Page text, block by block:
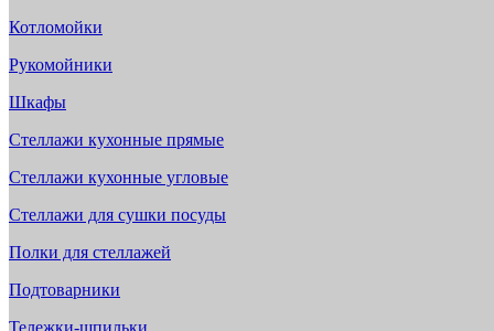
Котломойки
Рукомойники
Шкафы
Стеллажи кухонные прямые
Стеллажи кухонные угловые
Стеллажи для сушки посуды
Полки для стеллажей
Подтоварники
Тележки-шпильки